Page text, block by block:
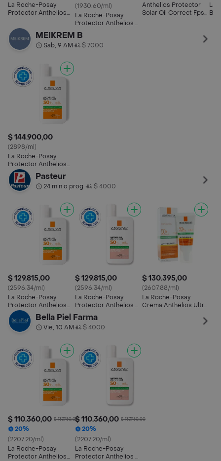
La Roche-Posay
Protector Anthelios
(1930.60/ml)
La Roche-Posay
Protector Anthelios uv
Mune Oil con Color
SPF 50+
Anthelios Protector
Solar Oil Correct Fps
La
MEIKREM B
Sab, 9 AM• $ 7000
$ 144.900,00
(2898/ml)
La Roche-Posay
Protector Anthelios
FPS 50
Pasteur
24 min o prog.• $ 4000
$ 129.815,00
(2596.34/ml)
La Roche-Posay
Protector Anthelios
FPS 50
$ 129.815,00
(2596.34/ml)
La Roche-Posay
Protector Anthelios uv
Mune Oil con Color
SPF 50+
$ 130.395,00
(2607.88/ml)
La Roche-Posay
Crema Anthelios Ultra
Bella Piel Farma
Vie, 10 AM• $ 4000
$ 110.360,00 $ 137.950,00
20%
(2207.20/ml)
La Roche-Posay
Protector Anthelios
$ 110.360,00 $ 137.950,00
20%
(2207.20/ml)
La Roche-Posay
Protector Anthelios uv